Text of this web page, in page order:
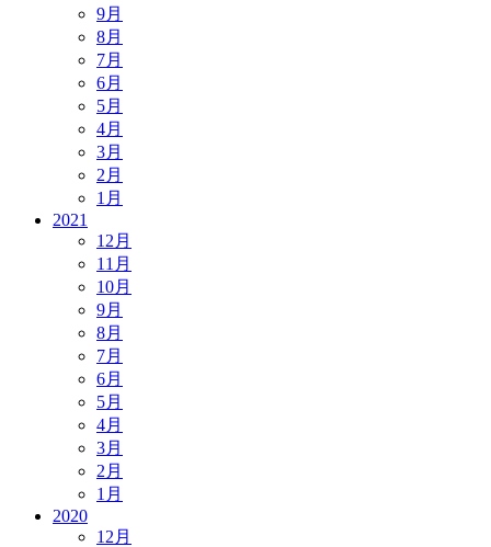
9月
8月
7月
6月
5月
4月
3月
2月
1月
2021
12月
11月
10月
9月
8月
7月
6月
5月
4月
3月
2月
1月
2020
12月